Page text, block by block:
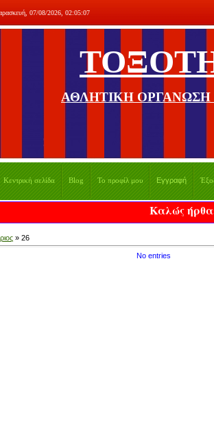
07/08/2026, 02:05:07
ΑΘΛΗΤΙΚΗ
Κεντρική σελίδα Blog Το προφίλ μου Εγγραφή
Καλώς ήρθατε στον
» 26
No entries